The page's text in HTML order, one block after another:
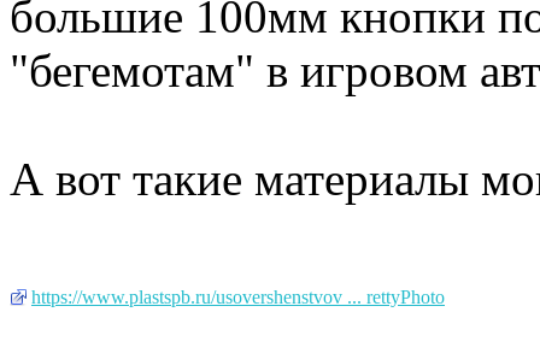
большие 100мм кнопки
"бегемотам" в игровом
А вот такие материалы
https://www.plastspb.ru/usovershenstvov ... rettyPhoto